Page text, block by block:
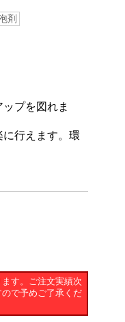
剤
プを図れま
行えます。環
す。ご注文実績次
で予めご了承くだ